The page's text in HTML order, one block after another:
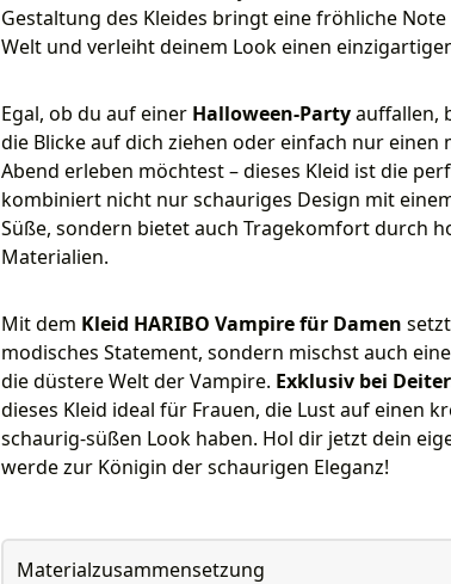
Gestaltung des Kleides bringt eine fröhliche
Welt und verleiht deinem Look einen
Egal, ob du auf einer Halloween-Partyauffallen,
die Blicke auf dich ziehen oder einfach nur einen
Abend erleben möchtest – dieses Kleid ist die
kombiniert nicht nur schauriges Design mit
Süße, sondern bietet auch Tragekomfort durch
Materialien.
Mit dem Kleid HARIBO Vampire für Damen
modisches Statement, sondern mischst auch
die düstere Welt der Vampire. Exklusiv bei
dieses Kleid ideal für Frauen, die Lust auf einen
schaurig-süßen Look haben. Hol dir jetzt dein
werde zur Königin der schaurigen Eleganz!
Materialzusammensetzung